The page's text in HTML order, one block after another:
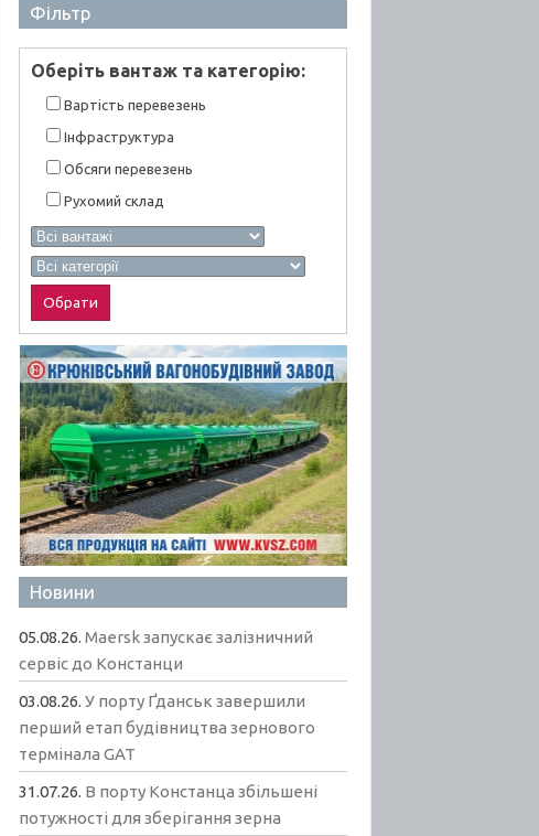
Фільтр
Оберiть вантаж та категорiю:
Вартiсть перевезень
Інфраструктура
Обсяги перевезень
Рухомий склад
Новини
05.08.26.Maersk запускає залізничний
сервіс до Констанци
03.08.26.У порту Ґданськ завершили
перший етап будівництва зернового
термінала GAT
31.07.26. В порту Констанца збільшені
потужності для зберігання зерна